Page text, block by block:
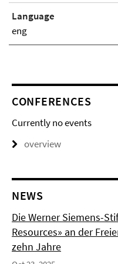
Language
eng
CONFERENCES
Currently no events
overview
NEWS
Die Werner Siemens-
Resources» an der
zehn Jahre